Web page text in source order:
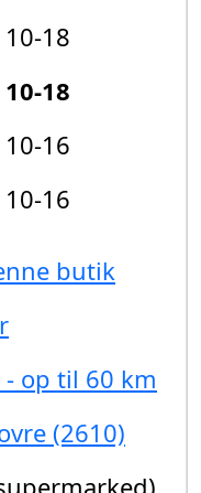
10-18
10-18
10-16
10-16
butik
op til 60 km
(2610)